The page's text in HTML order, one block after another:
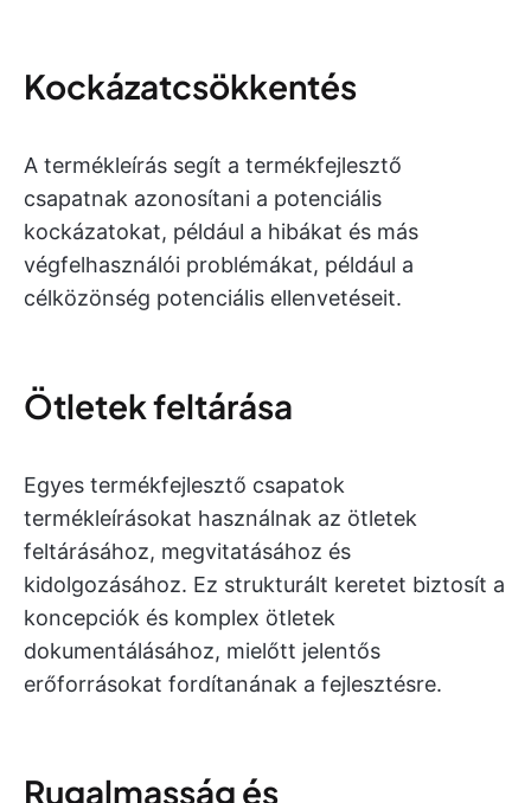
Kockázatcsökkentés
A termékleírás segít a termékfejlesztő
csapatnak azonosítani a potenciális
kockázatokat, például a hibákat és más
végfelhasználói problémákat, például a
célközönség potenciális ellenvetéseit.
Ötletek feltárása
Egyes termékfejlesztő csapatok
termékleírásokat használnak az ötletek
feltárásához, megvitatásához és
kidolgozásához. Ez strukturált keretet biztosít a
koncepciók és komplex ötletek
dokumentálásához, mielőtt jelentős
erőforrásokat fordítanának a fejlesztésre.
Rugalmasság és